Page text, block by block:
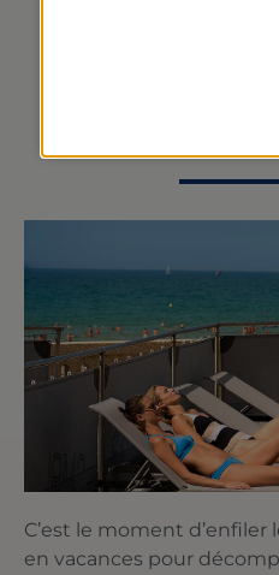
C’est le moment
en vacances pour